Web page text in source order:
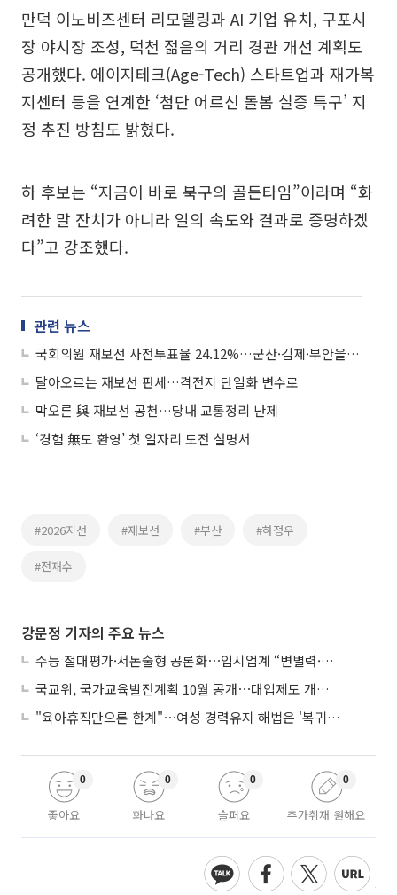
만덕 이노비즈센터 리모델링과 AI 기업 유치, 구포시
장 야시장 조성, 덕천 젊음의 거리 경관 개선 계획도
공개했다. 에이지테크(Age-Tech) 스타트업과 재가복
지센터 등을 연계한 ‘첨단 어르신 돌봄 실증 특구’ 지
정 추진 방침도 밝혔다.
하 후보는 “지금이 바로 북구의 골든타임”이라며 “화
려한 말 잔치가 아니라 일의 속도와 결과로 증명하겠
다”고 강조했다.
관련 뉴스
국회의원 재보선 사전투표율 24.12%…군산·김제·부안을 42.59% 최고
달아오르는 재보선 판세…격전지 단일화 변수로
막오른 與 재보선 공천…당내 교통정리 난제
‘경험 無도 환영’ 첫 일자리 도전 설명서
#2026지선 #재보선 #부산 #하정우
#전재수
강문정 기자의 주요 뉴스
수능 절대평가·서논술형 공론화⋯입시업계 “변별력·사교육 대책 먼저”
국교위, 국가교육발전계획 10월 공개⋯대입제도 개편 공론화 추진
"육아휴직만으론 한계"⋯여성 경력유지 해법은 '복귀 후 유연근무’
좋아요
0
화나요
0
슬퍼요
0
추가취재 원해요
0